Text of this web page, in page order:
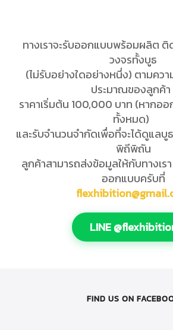
ทางเราจะรับออกแบบพร้อมผลิต
วงจรทั้งบูธ
(ไม่รับอย่างใดอย่างหนึ่ง) ตามคว
ประมาณของลูกค้า
ราคาเริ่มต้น 100,000 บาท (หากอ
ทั้งหมด)
และรับจำนวนจำกัดเพื่อที่จะได้ดูแล
พิถีพิถัน
ลูกค้าสามารถส่งข้อมูลให้กับทางเร
ออกแบบครับที่
LINE
FIND US ON